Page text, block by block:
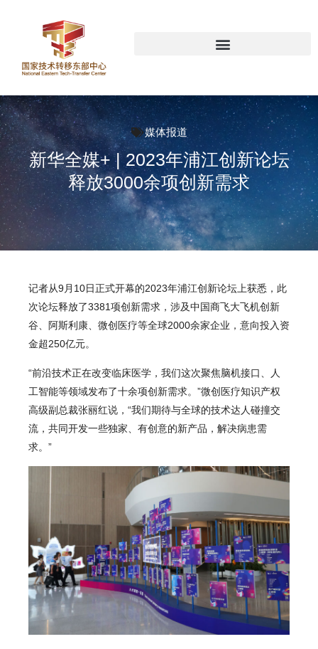
媒体报道
新华全媒+ | 2023年浦江创新论坛
释放3000余项创新需求
记者从9月10日正式开幕的2023年浦江创新论坛上获悉，此
次论坛释放了3381项创新需求，涉及中国商飞大飞机创新
谷、阿斯利康、微创医疗等全球2000余家企业，意向投入资
金超250亿元。
“前沿技术正在改变临床医学，我们这次聚焦脑机接口、人
工智能等领域发布了十余项创新需求。”微创医疗知识产权
高级副总裁张丽红说，“我们期待与全球的技术达人碰撞交
流，共同开发一些独家、有创意的新产品，解决病患需
求。”